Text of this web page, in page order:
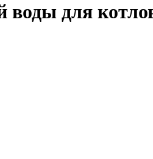
воды для